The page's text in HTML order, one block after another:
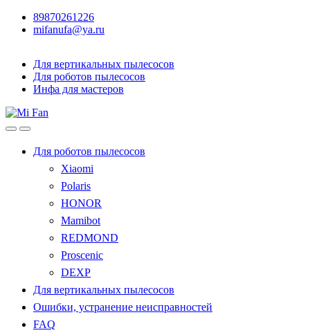
89870261226
mifanufa@ya.ru
Для вертикальных пылесосов
Для роботов пылесосов
Инфа для мастеров
Для роботов пылесосов
Xiaomi
Polaris
HONOR
Mamibot
REDMOND
Proscenic
DEXP
Для вертикальных пылесосов
Ошибки, устранение неисправностей
FAQ